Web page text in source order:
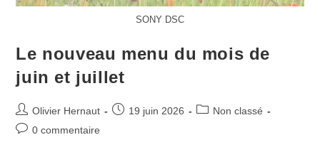
SONY DSC
Le nouveau menu du mois de
juin et juillet
Olivier Hernaut 19 juin 2026
Non classé
0 commentaire